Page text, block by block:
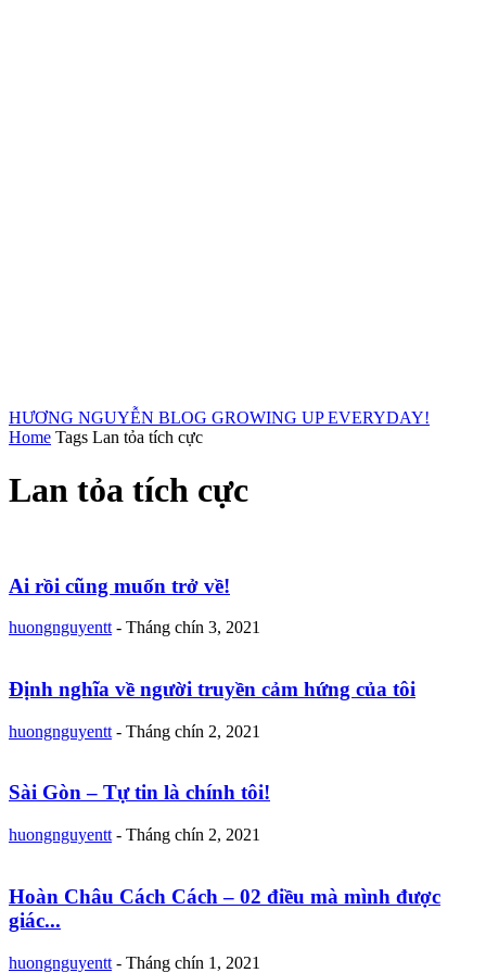
HƯƠNG NGUYỄN BLOG GROWING UP EVERYDAY!
Home Tags Lan tỏa tích cực
Lan tỏa tích cực
Ai rồi cũng muốn trở về!
huongnguyentt - Tháng chín 3, 2021
Định nghĩa về người truyền cảm hứng của tôi
huongnguyentt - Tháng chín 2, 2021
Sài Gòn – Tự tin là chính tôi!
huongnguyentt - Tháng chín 2, 2021
Hoàn Châu Cách Cách – 02 điều mà mình được
giác...
huongnguyentt - Tháng chín 1, 2021